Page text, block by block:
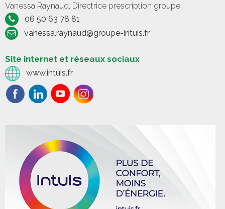
Vanessa Raynaud, Directrice prescription groupe
06 50 63 78 81
vanessa.raynaud@groupe-intuis.fr
Site internet et réseaux sociaux
www.intuis.fr